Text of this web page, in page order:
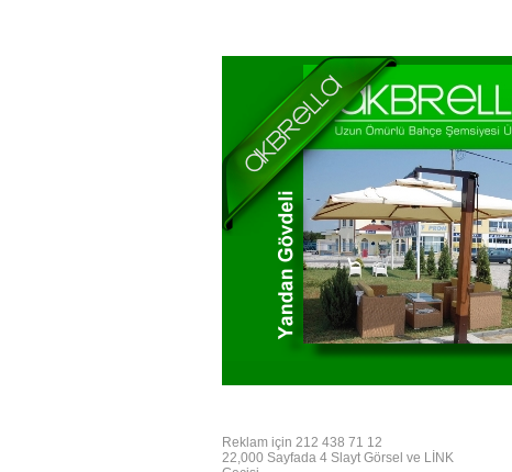
Reklam için 212 438 71 12
22,000 Sayfada 4 Slayt Görsel ve LİNK